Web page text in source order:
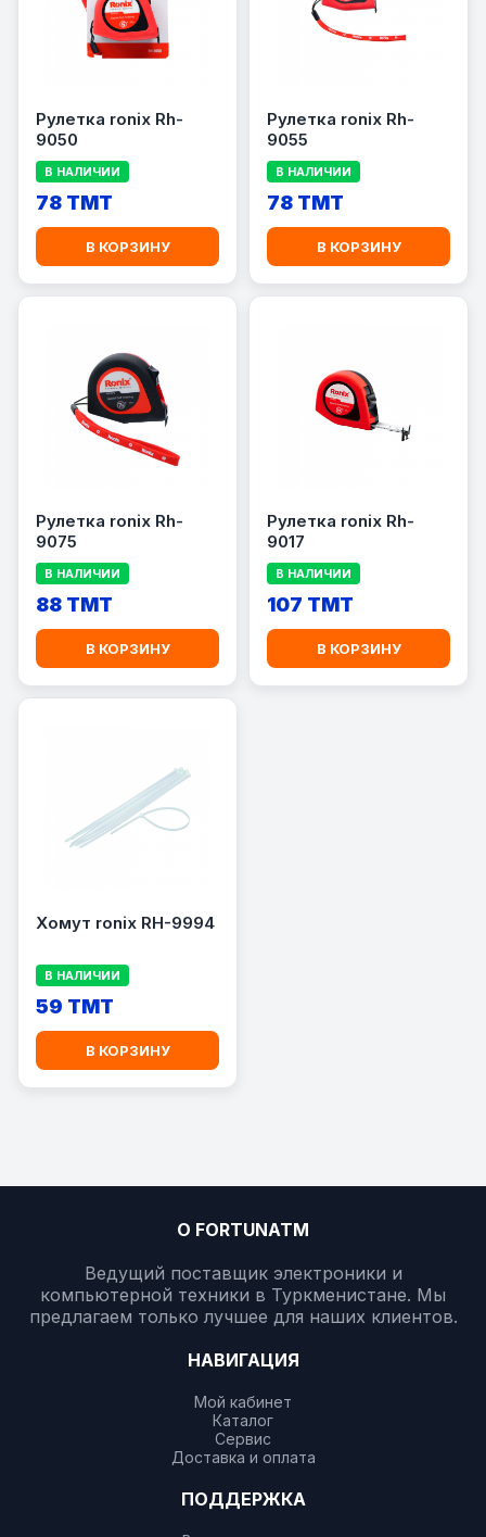
Рулетка ronix Rh-
9050
В НАЛИЧИИ
78 TMT
В КОРЗИНУ
Рулетка ronix Rh-
9055
В НАЛИЧИИ
78 TMT
В КОРЗИНУ
Рулетка ronix Rh-
9075
В НАЛИЧИИ
88 TMT
В КОРЗИНУ
Рулетка ronix Rh-
9017
В НАЛИЧИИ
107 TMT
В КОРЗИНУ
Хомут ronix RH-9994
В НАЛИЧИИ
59 TMT
В КОРЗИНУ
О FORTUNATM
Ведущий поставщик электроники и
компьютерной техники в Туркменистане. Мы
предлагаем только лучшее для наших клиентов.
НАВИГАЦИЯ
Мой кабинет
Каталог
Сервис
Доставка и оплата
ПОДДЕРЖКА